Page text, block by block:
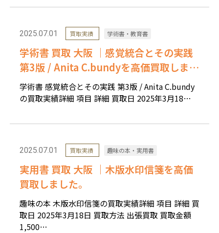
2025.07.01 買取実績 学術書・教育書
学術書 買取 大阪 ｜感覚統合とその実践
第3版 / Anita C.bundyを高価買取しまし
た。
学術書 感覚統合とその実践 第3版 / Anita C.bundy
の買取実績詳細 項目 詳細 買取日 2025年3月18…
2025.07.01 買取実績 趣味の本・実用書
実用書 買取 大阪 ｜木版水印信箋を高価
買取しました。
趣味の本 木版水印信箋の買取実績詳細 項目 詳細 買
取日 2025年3月18日 買取方法 出張買取 買取金額
1,500…